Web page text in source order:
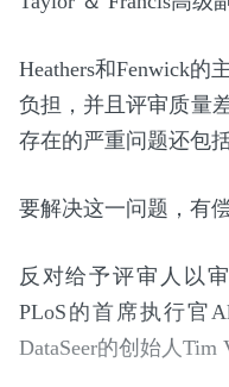
Heathers和Fenwick
负担，并且评审质量
存在的严重问题还包
要解决这一问题，有
反对给予评审人以
PLoS的首席执行官
DataSeer的创始人Tim